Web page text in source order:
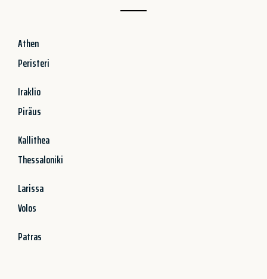
Athen
Peristeri
Iraklio
Piräus
Kallithea
Thessaloniki
Larissa
Volos
Patras